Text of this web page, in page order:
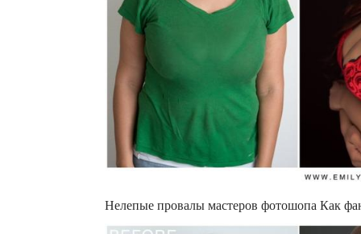
Нелепые провалы мастеров фотошопа Как